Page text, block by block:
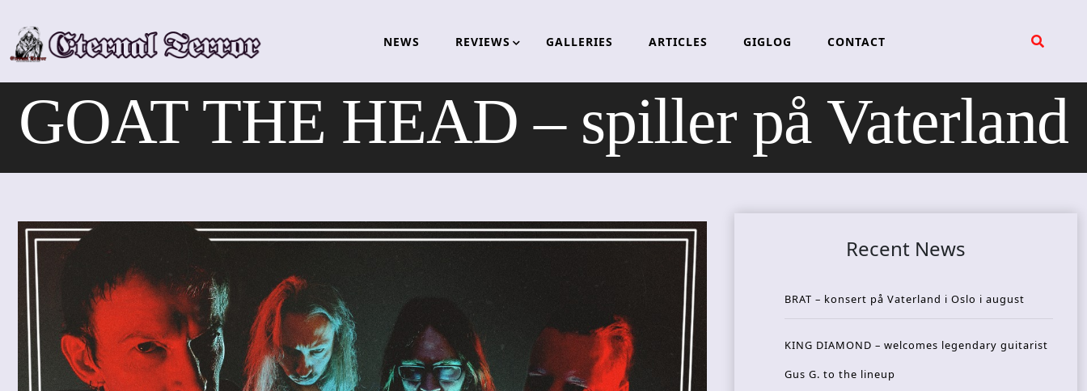
content
NEWS REVIEWS GALLERIES ARTICLES GIGLOG CONTACT
GOAT THE HEAD – spiller på Vaterland
Recent News
BRAT – konsert på Vaterland i Oslo i august
KING DIAMOND – welcomes legendary guitarist
Gus G. to the lineup